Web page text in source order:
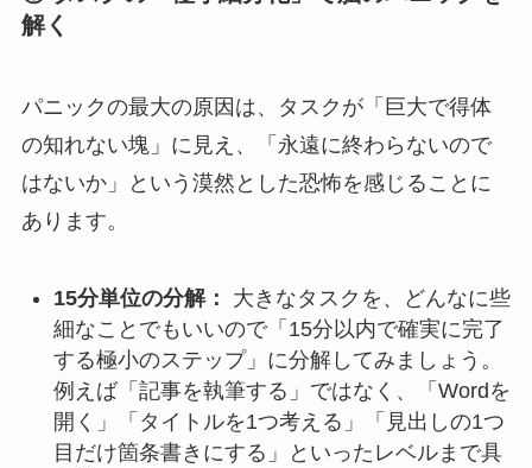
解く
パニックの最大の原因は、タスクが「巨大で得体
の知れない塊」に見え、「永遠に終わらないので
はないか」という漠然とした恐怖を感じることに
あります。
15分単位の分解：
大きなタスクを、どんなに些
細なことでもいいので「15分以内で確実に完了
する極小のステップ」に分解してみましょう。
例えば「記事を執筆する」ではなく、「Wordを
開く」「タイトルを1つ考える」「見出しの1つ
目だけ箇条書きにする」といったレベルまで具